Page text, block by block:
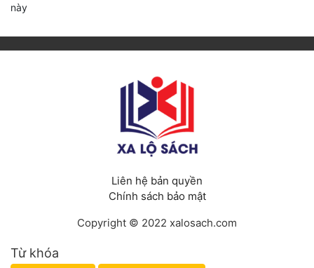
này
Liên hệ bản quyền
Chính sách bảo mật
Copyright © 2022 xalosach.com
Từ khóa